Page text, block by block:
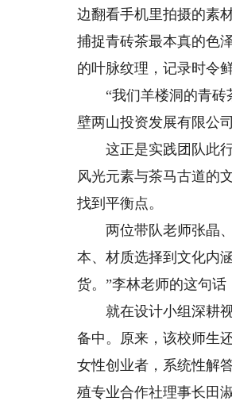
边翻看手机里拍摄的素
捕捉青砖茶最本真的色
的叶脉纹理，记录时令
“我们羊楼洞的青砖茶
壁两山投资发展有限公
这正是实践团队此行
风光元素与茶马古道的
找到平衡点。
两位带队老师张晶、
本、材质选择到文化内
货。”李林老师的这句话
就在设计小组深耕视
备中。原来，该校师生
女性创业者，系统性解
殖专业合作社理事长田